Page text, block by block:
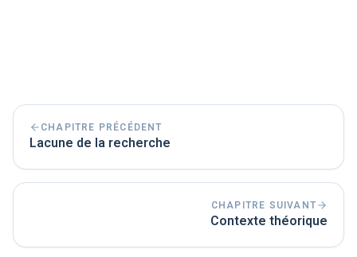
CHAPITRE PRÉCÉDENT
Lacune de la recherche
CHAPITRE SUIVANT
Contexte théorique